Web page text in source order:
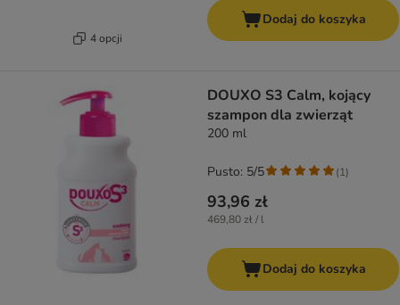
4 opcji
Dodaj do koszyka
DOUXO S3 Calm, kojący
szampon dla zwierząt
200 ml
93,96 zł
469,80 zł / l
Pusto: 5/5 (1)
Dodaj do koszyka